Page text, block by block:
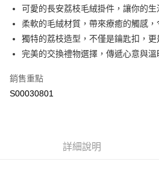
Apple Pay
街口支付
全盈+PAY
ATM付款
可愛的長安荔枝毛絨掛件，讓你的生
柔軟的毛絨材質，帶來療癒的觸感，
獨特的荔枝造型，不僅是鑰匙扣，更
完美的交換禮物選擇，傳遞心意與溫
銷售重點
S00030801
詳細說明